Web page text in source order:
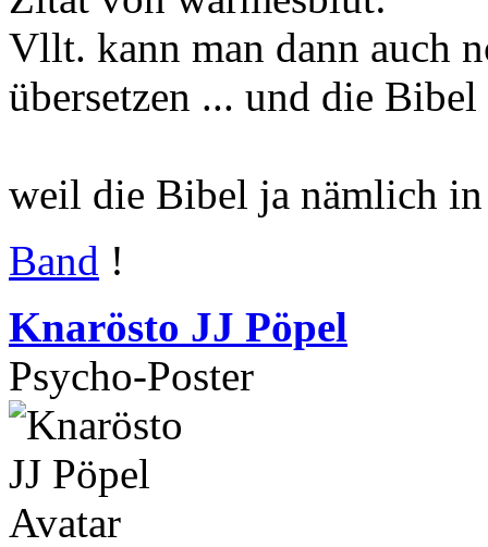
Vllt. kann man dann auch
übersetzen ... und die
weil die Bibel ja nämlich
Band !
Knarösto JJ Pöpel
Psycho-Poster